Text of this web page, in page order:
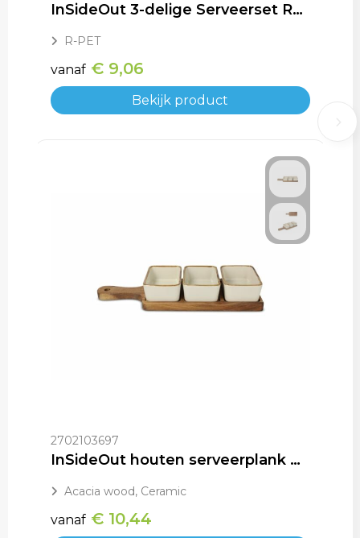
InSideOut 3-delige Serveerset Runa, gemaakt van rPET
R-PET
vanaf € 9,06
Bekijk product
2702103697
InSideOut houten serveerplank met 3 keramische schaaltjes
Acacia wood, Ceramic
vanaf € 10,44